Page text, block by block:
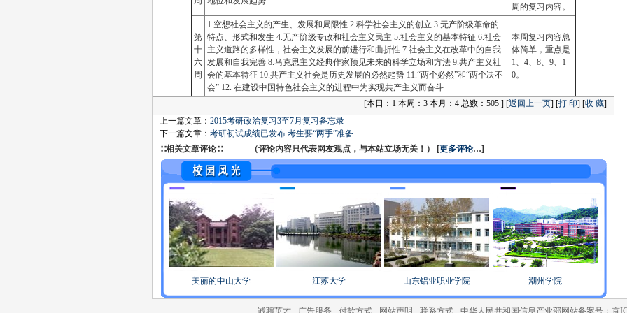
周的复习内容。
第
十
六
周
1.空想社会主义的产生、发展和局限性 2.科学社会主义的创立 3.无产阶级革命的
特点、形式和发生 4.无产阶级专政和社会主义民主 5.社会主义的基本特征 6.社会
主义道路的多样性，社会主义发展的前进行和曲折性 7.社会主义在改革中的自我
发展和自我完善 8.马克思主义经典作家预见未来的科学立场和方法 9.共产主义社
会的基本特征 10.共产主义社会是历史发展的必然趋势 11.“两个必然”和“两个决不
会” 12. 在建设中国特色社会主义的进程中为实现共产主义而奋斗
本周复习内容总
体简单，重点是
1、4、8、9、1
0。
[本日：1 本周：3 本月：4 总数：505 ] [返回上一页] [打 印] [收 藏]
上一篇文章： 2015考研政治复习3至7月复习备忘录
下一篇文章： 考研初试成绩已发布 考生要“两手”准备
∷相关文章评论∷ （评论内容只代表网友观点，与本站立场无关！） [更多评论…]
美丽的中山大学 江苏大学 山东铝业职业学院 潮州学院
诚聘英才- 广告服务 - 付款方式- 网站声明 - 联系方式- 中华人民共和国信息产业部网站备案号：京